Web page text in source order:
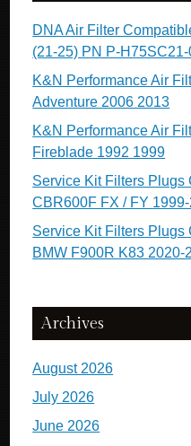
DNA Air Filter
(21-25) PN P-H75SC21-
K&N Performance Air
Adventure 2006 2013
K&N Performance Air
Fireblade 1992 1999
Service Kit Filters Plugs
CBR600F FX / FY
Service Kit Filters Plugs
BMW F900R K83 2020-
Archives
August 2026
July 2026
June 2026